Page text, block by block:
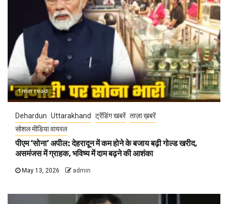
1 min read
Dehardun Uttarakhand ट्रेंडिंग खबरें ताज़ा ख़बरें
सोशल मीडिया वायरल
पीएम ‘सोना’ अपील: देहरादून में कम होने के बजाय बढ़ी गोल्ड खरीद,
असमंजस में ग्राहक, भविष्य में दाम बढ़ने की आशंका
May 13, 2026 admin